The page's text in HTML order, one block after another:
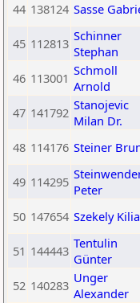
44 138124 Sasse
45 112813 Schinner
Stephan
46 113001 Schmoll
Arnold
47 141792 Stanojevic
Milan Dr.
48 114176 Steiner
49 114295 Peter
50 147654 Szekely
51 144443 Tentulin
Günter
52 140283 Unger
Alexander